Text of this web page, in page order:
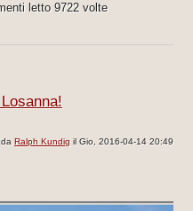
letto 9722 volte
daRalph Kundig il Gio, 2016-04-14 20:49